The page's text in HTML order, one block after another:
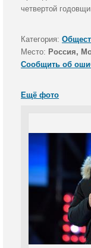
четвертой
Категория:
Место: Россия,
Сообщить об
Ещё фото